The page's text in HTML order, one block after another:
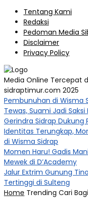
Tentang Kami
Redaksi
Pedoman Media
Disclaimer
Privacy Policy
Media Online Tercepat
sidraptimur.com 2025
Pembunuhan di Wisma
Tewas, Suami Jadi Saksi
Gerindra Sidrap Dukung
Identitas Terungkap,
di Wisma Sidrap
Momen Haru! Gadis
Mewek di D’Academy​
Jalur Extrim Gunung
Tertinggi di Sulteng
Home Trending Cari